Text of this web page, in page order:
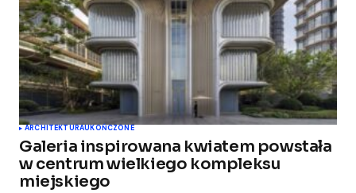
ARCHITEKTURAUKOŃCZONE
Galeria inspirowana kwiatem powstała
w centrum wielkiego kompleksu
miejskiego